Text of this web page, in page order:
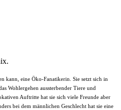
kann, eine Öko-Fanatikerin. Sie setzt sich in
Wohlergehen aussterbender Tiere und
Auftritte hat sie sich viele Freunde aber
bei dem männlichen Geschlecht hat sie eine